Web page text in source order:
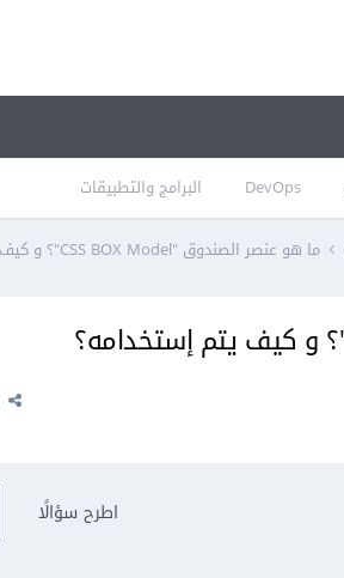
DevOps البرامج والتطبيقات
ما هو عنصر الصندوق "CSS BOX Model"؟ و كيف يتم إستخدامه؟
اطرح سؤالًا